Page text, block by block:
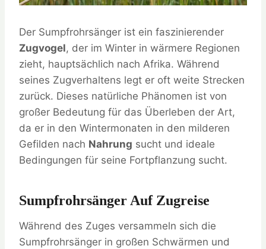
Der Sumpfrohrsänger ist ein faszinierender
Zugvogel, der im Winter in wärmere Regionen
zieht, hauptsächlich nach Afrika. Während
seines Zugverhaltens legt er oft weite Strecken
zurück. Dieses natürliche Phänomen ist von
großer Bedeutung für das Überleben der Art,
da er in den Wintermonaten in den milderen
Gefilden nach Nahrung sucht und ideale
Bedingungen für seine Fortpflanzung sucht.
Sumpfrohrsänger Auf Zugreise
Während des Zuges versammeln sich die
Sumpfrohrsänger in großen Schwärmen und